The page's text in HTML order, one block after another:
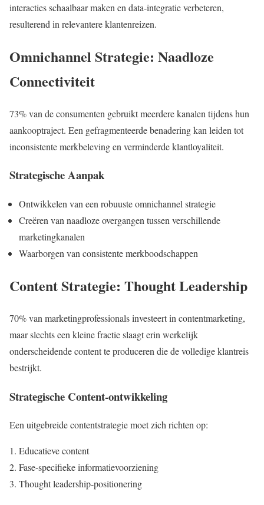
interacties schaalbaar maken en data-integratie verbeteren,
resulterend in relevantere klantenreizen.
Omnichannel Strategie: Naadloze
Connectiviteit
73% van de consumenten gebruikt meerdere kanalen tijdens hun
aankooptraject. Een gefragmenteerde benadering kan leiden tot
inconsistente merkbeleving en verminderde klantloyaliteit.
Strategische Aanpak
Ontwikkelen van een robuuste omnichannel strategie
Creëren van naadloze overgangen tussen verschillende
marketingkanalen
Waarborgen van consistente merkboodschappen
Content Strategie: Thought Leadership
70% van marketingprofessionals investeert in contentmarketing,
maar slechts een kleine fractie slaagt erin werkelijk
onderscheidende content te produceren die de volledige klantreis
bestrijkt.
Strategische Content-ontwikkeling
Een uitgebreide contentstrategie moet zich richten op:
Educatieve content
Fase-specifieke informatievoorziening
Thought leadership-positionering